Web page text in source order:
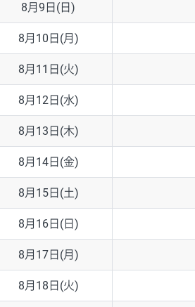
※2026/6/30の当社のスワップポイントお
※取引証拠金は同日の当社為替レート（ニュ
※ハンガリーフォリント/円と南アフリカ
8月9日(日)
8月10日(月)
8月11日(火)
8月12日(水)
8月13日(木)
8月14日(金)
8月15日(土)
8月16日(日)
8月17日(月)
8月18日(火)